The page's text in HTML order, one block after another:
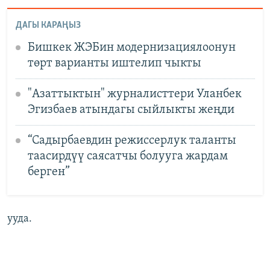
ДАГЫ КАРАҢЫЗ
Бишкек ЖЭБин модернизациялоонун
төрт варианты иштелип чыкты
"Азаттыктын" журналисттери Уланбек
Эгизбаев атындагы сыйлыкты жеңди
“Садырбаевдин режиссерлук таланты
таасирдүү саясатчы болууга жардам
берген”
ууда.